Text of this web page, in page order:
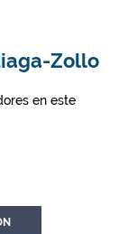
Zollo
en este